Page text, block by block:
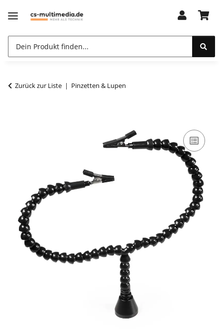
Zurück zur Liste Pinzetten & Lupen